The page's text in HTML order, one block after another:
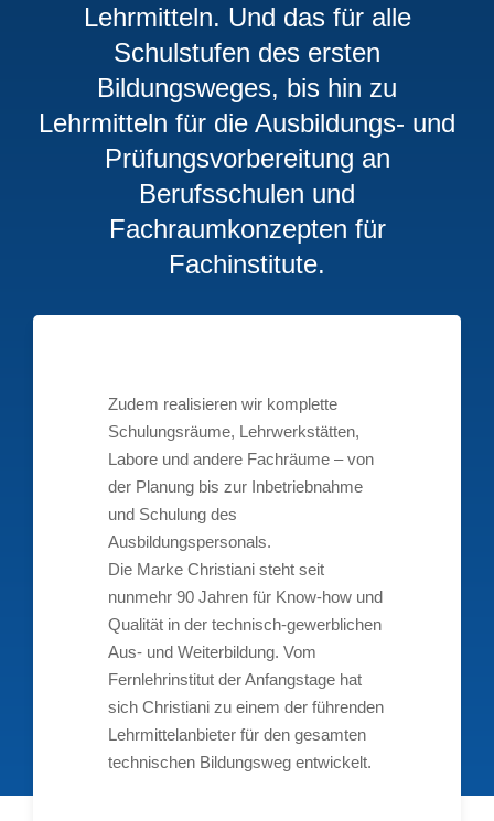
Lehrmitteln. Und das für alle
Schulstufen des ersten
Bildungsweges, bis hin zu
Lehrmitteln für die Ausbildungs- und
Prüfungsvorbereitung an
Berufsschulen und
Fachraumkonzepten für
Fachinstitute.
Zudem realisieren wir komplette
Schulungsräume, Lehrwerkstätten,
Labore und andere Fachräume – von
der Planung bis zur Inbetriebnahme
und Schulung des
Ausbildungspersonals.
Die Marke Christiani steht seit
nunmehr 90 Jahren für Know-how und
Qualität in der technisch-gewerblichen
Aus- und Weiterbildung. Vom
Fernlehrinstitut der Anfangstage hat
sich Christiani zu einem der führenden
Lehrmittelanbieter für den gesamten
technischen Bildungsweg entwickelt.